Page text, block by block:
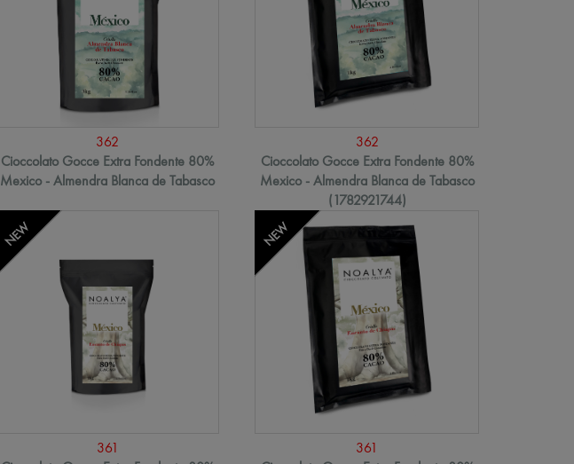
362
Cioccolato Gocce Extra Fondente 80%
Mexico - Almendra Blanca de Tabasco
362
Cioccolato Gocce Extra Fondente 80%
Mexico - Almendra Blanca de Tabasco
(1782921744)
NEW
361
NEW
361